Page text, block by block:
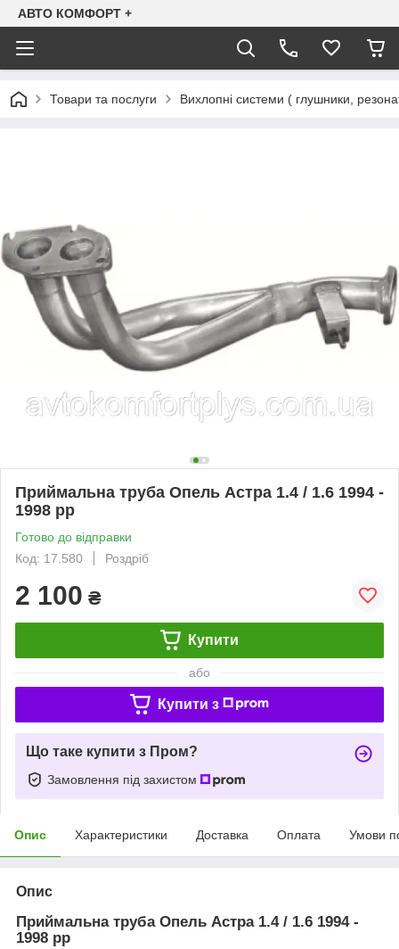
АВТО КОМФОРТ +
Товари та послуги Вихлопні системи ( глушники,
Приймальна труба Опель Астра 1.4 / 1.6 1994 -
1998 рр
Готово до відправки
Код: 17.580
Роздріб
2 100 ₴
Купити
або
Купити з
Що таке купити з Пром?
Замовлення під захистом
Опис Характеристики Доставка Оплата Умови
Опис
Приймальна труба Опель Астра 1.4 / 1.6 1994 -
1998 рр